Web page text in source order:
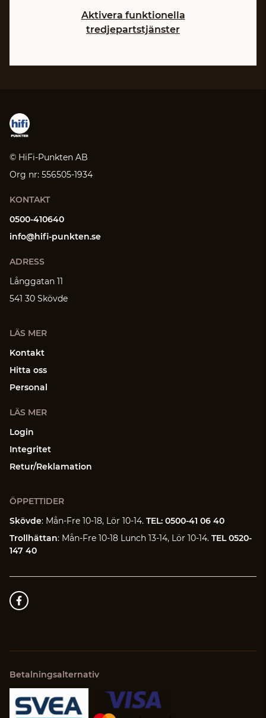
Aktivera funktionella
tredjepartstjänster
© HiFi-Punkten AB
Org nr: 556505-1934
KONTAKT
0500-410640
info@hifi-punkten.se
ADRESS
Långgatan 11
541 30 Skövde
LÄS MER
Kontakt
Hitta oss
Personal
LÄS MER
Login
Integritet
Retur/Reklamation
ÖPPETTIDER
Skövde: Mån-Fre 10-18, Lör 10-14. TEL: 0500-41 06 40
Trollhättan: Mån-Fre 10-18 Lunch 13-14, Lör 10-14. TEL 0520-
147 40
Betalningsalternativ